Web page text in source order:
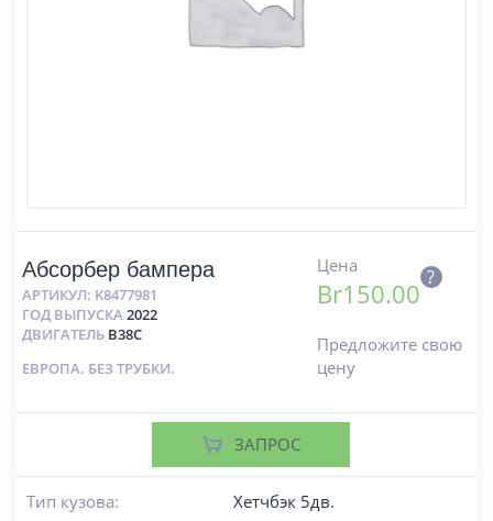
Абсорбер бампера
АРТИКУЛ: K8477981
ГОД ВЫПУСКА2022
ДВИГАТЕЛЬ B38C
ЕВРОПА. БЕЗ ТРУБКИ.
Цена
Br150.00
?
Предложите свою
цену
ЗАПРОС
Тип кузова:
Хетчбэк 5дв.